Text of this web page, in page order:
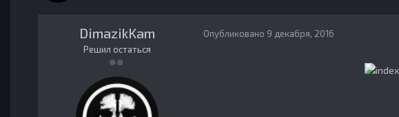
DimazikKam
Решил остаться
Опубликовано 9 декабря, 2016